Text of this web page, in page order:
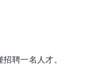
聘一名人才。